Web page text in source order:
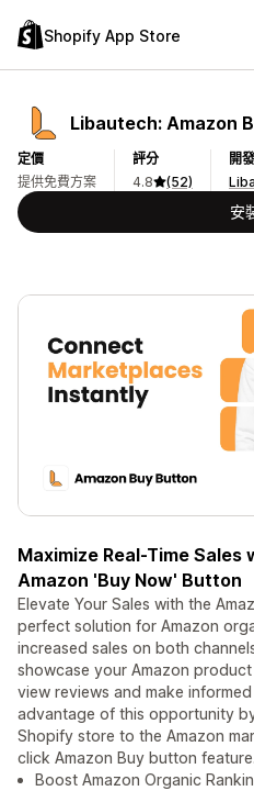
Shopify App Store
Libautech: Amazon
定價
提供免費方案
評分
4.8
(52)
開
安
Maximize Real-Time
Amazon 'Buy Now' Button
Elevate Your Sales with the
perfect solution for Amazon
increased sales on both
showcase your Amazon
view reviews and make
advantage of this opportunity
Shopify store to the Amazon
click Amazon Buy button feature.
Boost Amazon Organic